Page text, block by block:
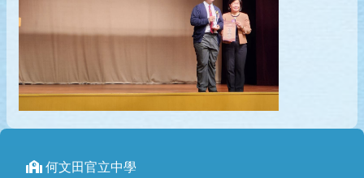
何文田官立中學